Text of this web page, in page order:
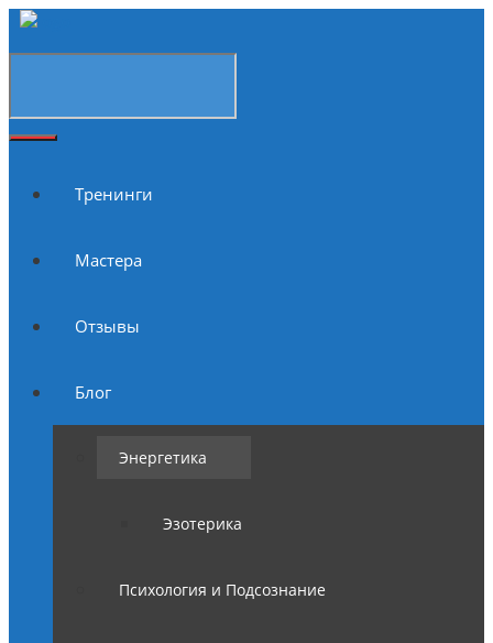
Тренинги
Мастера
Отзывы
Блог
Энергетика
Эзотерика
Психология и Подсознание